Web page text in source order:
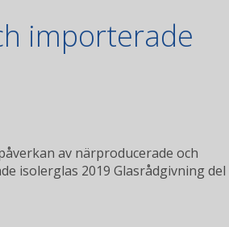
importerade
av närproducerade och
isolerglas 2019 Glasrådgivning del